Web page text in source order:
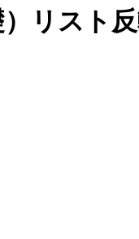
リスト